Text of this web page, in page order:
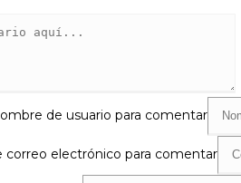
de usuario para comentar
electrónico para comentar